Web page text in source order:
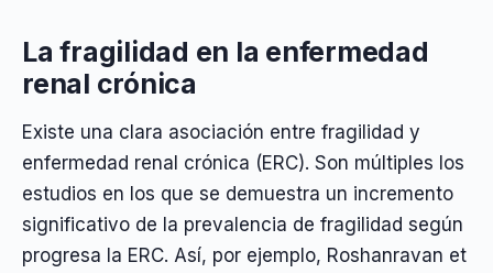
La fragilidad en la enfermedad
renal crónica
Existe una clara asociación entre fragilidad y
enfermedad renal crónica (ERC). Son múltiples los
estudios en los que se demuestra un incremento
significativo de la prevalencia de fragilidad según
progresa la ERC. Así, por ejemplo, Roshanravan et